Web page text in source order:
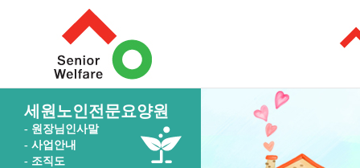
세원노인전문요양원
- 원장님인사말
- 사업안내
- 조직도